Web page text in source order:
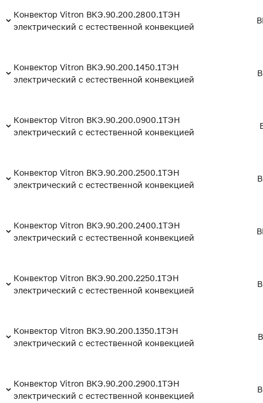
Конвектор Vitron ВКЭ.90.200.2800.1ТЭН
электрический с естественной конвекцией
Конвектор Vitron ВКЭ.90.200.1450.1ТЭН
электрический с естественной конвекцией
Конвектор Vitron ВКЭ.90.200.0900.1ТЭН
электрический с естественной конвекцией
Конвектор Vitron ВКЭ.90.200.2500.1ТЭН
электрический с естественной конвекцией
Конвектор Vitron ВКЭ.90.200.2400.1ТЭН
электрический с естественной конвекцией
Конвектор Vitron ВКЭ.90.200.2250.1ТЭН
электрический с естественной конвекцией
Конвектор Vitron ВКЭ.90.200.1350.1ТЭН
электрический с естественной конвекцией
Конвектор Vitron ВКЭ.90.200.2900.1ТЭН
электрический с естественной конвекцией